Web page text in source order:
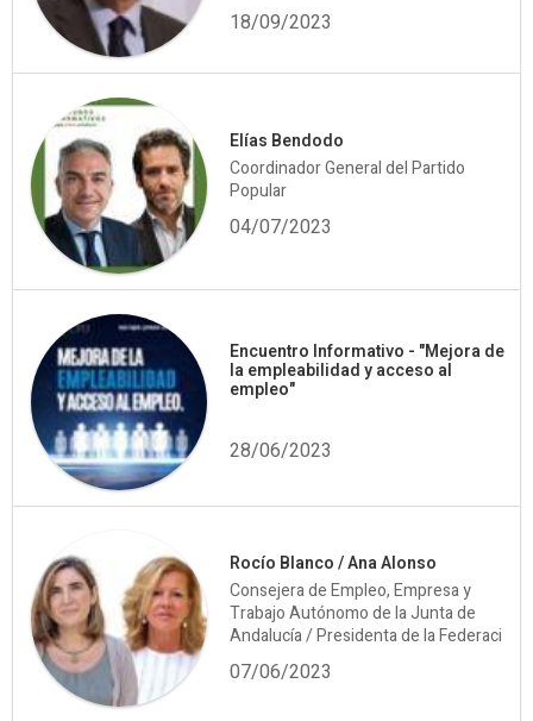
18/09/2023
Elías Bendodo
Coordinador General del Partido
Popular
04/07/2023
Encuentro Informativo - "Mejora de
la empleabilidad y acceso al
empleo"
28/06/2023
Rocío Blanco / Ana Alonso
Consejera de Empleo, Empresa y
Trabajo Autónomo de la Junta de
Andalucía / Presidenta de la Federaci
07/06/2023